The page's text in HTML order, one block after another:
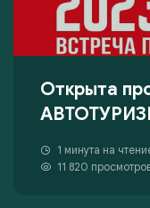
Открыта
1 минута на
11 820